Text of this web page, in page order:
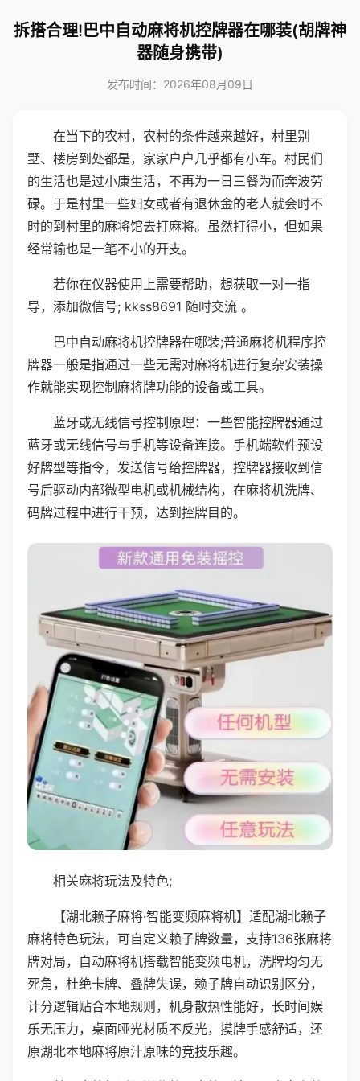
拆搭合理!巴中自动麻将机控牌器在哪装(胡牌神
器随身携带)
发布时间：2026年08月09日
在当下的农村，农村的条件越来越好，村里别
墅、楼房到处都是，家家户户几乎都有小车。村民们
的生活也是过小康生活，不再为一日三餐为而奔波劳
碌。于是村里一些妇女或者有退休金的老人就会时不
时的到村里的麻将馆去打麻将。虽然打得小，但如果
经常输也是一笔不小的开支。
若你在仪器使用上需要帮助，想获取一对一指
导，添加微信号; kkss8691 随时交流 。
巴中自动麻将机控牌器在哪装;普通麻将机程序控
牌器一般是指通过一些无需对麻将机进行复杂安装操
作就能实现控制麻将牌功能的设备或工具。
蓝牙或无线信号控制原理：一些智能控牌器通过
蓝牙或无线信号与手机等设备连接。手机端软件预设
好牌型等指令，发送信号给控牌器，控牌器接收到信
号后驱动内部微型电机或机械结构，在麻将机洗牌、
码牌过程中进行干预，达到控牌目的。
相关麻将玩法及特色;
【湖北赖子麻将·智能变频麻将机】适配湖北赖子
麻将特色玩法，可自定义赖子牌数量，支持136张麻将
牌对局，自动麻将机搭载智能变频电机，洗牌均匀无
死角，杜绝卡牌、叠牌失误，赖子牌自动识别区分，
计分逻辑贴合本地规则，机身散热性能好，长时间娱
乐无压力，桌面哑光材质不反光，摸牌手感舒适，还
原湖北本地麻将原汁原味的竞技乐趣。